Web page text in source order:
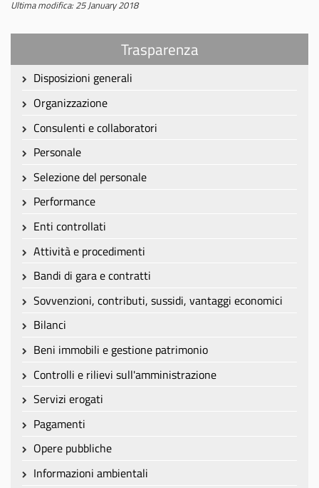
Ultima modifica: 25 January 2018
Trasparenza
Disposizioni generali
Organizzazione
Consulenti e collaboratori
Personale
Selezione del personale
Performance
Enti controllati
Attività e procedimenti
Bandi di gara e contratti
Sovvenzioni, contributi, sussidi, vantaggi economici
Bilanci
Beni immobili e gestione patrimonio
Controlli e rilievi sull'amministrazione
Servizi erogati
Pagamenti
Opere pubbliche
Informazioni ambientali